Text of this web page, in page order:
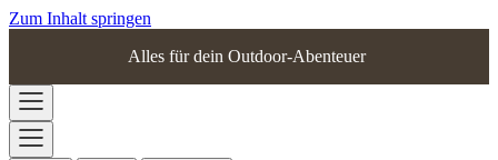
Zum Inhalt springen
Alles für dein Outdoor-Abenteuer